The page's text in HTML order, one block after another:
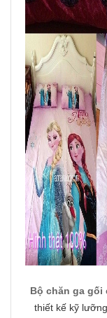
Bộ chăn ga gối
thiết kế kỹ